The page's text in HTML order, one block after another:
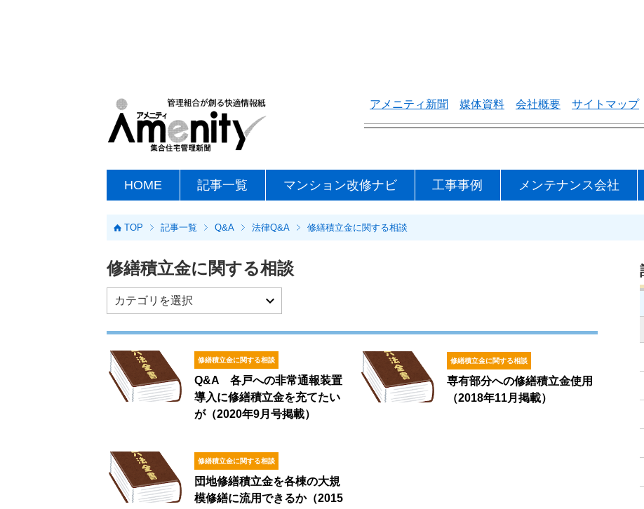
HOME 記事一覧 マンション改修ナビ 工事事例 メンテナンス会社
アメニティ新聞 媒体資料 会社概要 サイトマップ
TOP 記事一覧 Q&A 法律Q&A 修繕積立金に関する相談
修繕積立金に関する相談
カテゴリを選択
修繕積立金に関する相談
Q&A 各戸への非常通報装置
導入に修繕積立金を充てたい
が（2020年9月号掲載）
修繕積立金に関する相談
専有部分への修繕積立金使用
（2018年11月掲載）
修繕積立金に関する相談
団地修繕積立金を各棟の大規
模修繕に流用できるか（2015